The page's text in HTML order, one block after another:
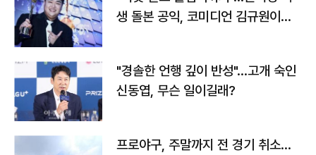
생 돌본 공익, 코미디언 김규원이었
"경솔한 언행 깊이 반성"…고개 숙인
신동엽, 무슨 일이길래?
프로야구, 주말까지 전 경기 취소…